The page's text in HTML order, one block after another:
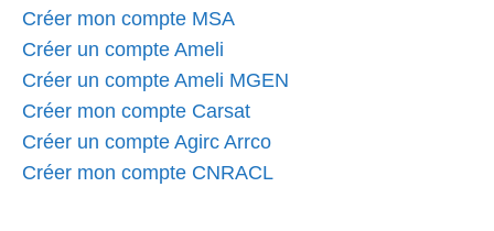
Créer mon compte MSA
Créer un compte Ameli
Créer un compte Ameli MGEN
Créer mon compte Carsat
Créer un compte Agirc Arrco
Créer mon compte CNRACL